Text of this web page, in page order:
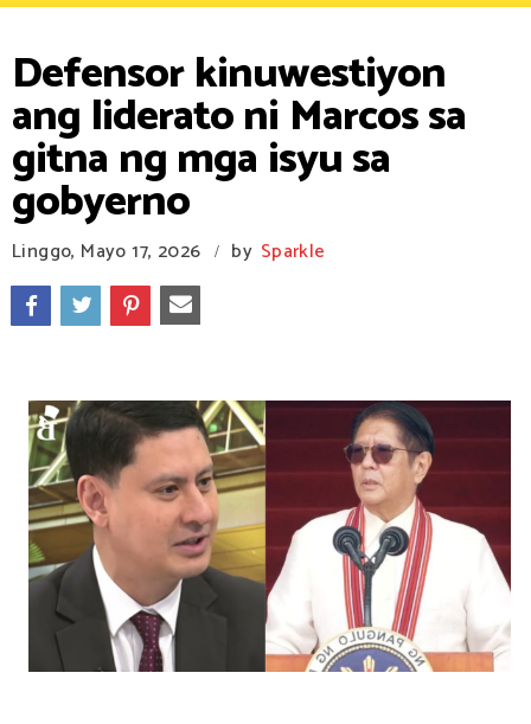
Defensor kinuwestiyon
ang liderato ni Marcos sa
gitna ng mga isyu sa
gobyerno
Linggo, Mayo 17, 2026 / by Sparkle